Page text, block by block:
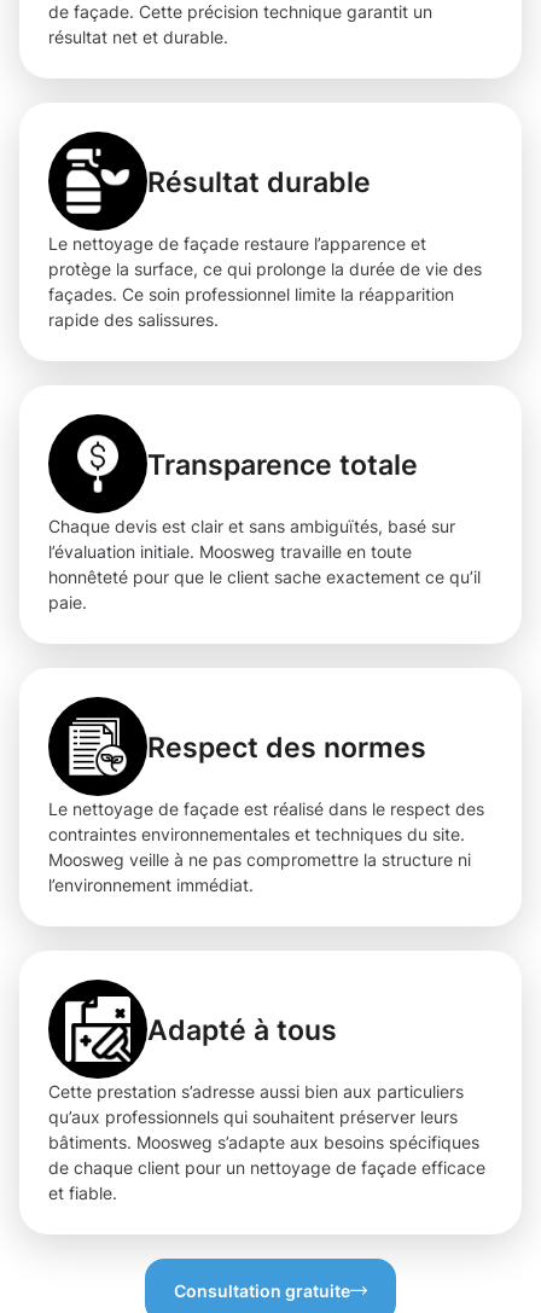
de façade. Cette précision technique garantit un
résultat net et durable.
Résultat durable
Le nettoyage de façade restaure l’apparence et
protège la surface, ce qui prolonge la durée de vie des
façades. Ce soin professionnel limite la réapparition
rapide des salissures.
Transparence totale
Chaque devis est clair et sans ambiguïtés, basé sur
l’évaluation initiale. Moosweg travaille en toute
honnêteté pour que le client sache exactement ce qu’il
paie.
Respect des normes
Le nettoyage de façade est réalisé dans le respect des
contraintes environnementales et techniques du site.
Moosweg veille à ne pas compromettre la structure ni
l’environnement immédiat.
Adapté à tous
Cette prestation s’adresse aussi bien aux particuliers
qu’aux professionnels qui souhaitent préserver leurs
bâtiments. Moosweg s’adapte aux besoins spécifiques
de chaque client pour un nettoyage de façade efficace
et fiable.
Consultation gratuite